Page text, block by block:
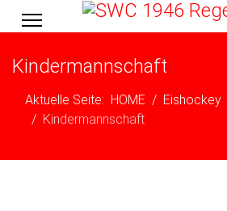
Kindermannschaft
Aktuelle Seite: HOME
Eishockey
Kindermannschaft